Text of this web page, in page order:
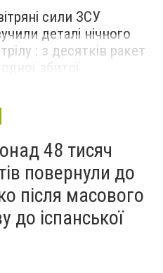
сили ЗСУ
деталі нічного
: з десятків ракет
збитої
48 тисяч
повернули до
після масового
до іспанської